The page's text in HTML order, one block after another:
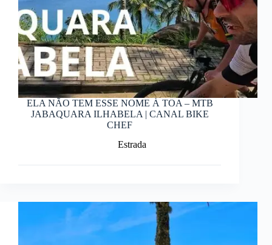
ELA NÃO TEM ESSE NOME À TOA – MTB
JABAQUARA ILHABELA | CANAL BIKE
CHEF
Estrada